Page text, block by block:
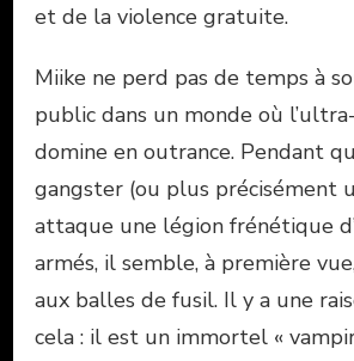
et de la violence gratuite.
Miike ne perd pas de temps à
public dans un monde où
domine en outrance. Pendant
gangster (ou plus précisément
attaque une légion frénétique
armés, il semble, à première
aux balles de fusil. Il y a une
cela : il est un immortel «